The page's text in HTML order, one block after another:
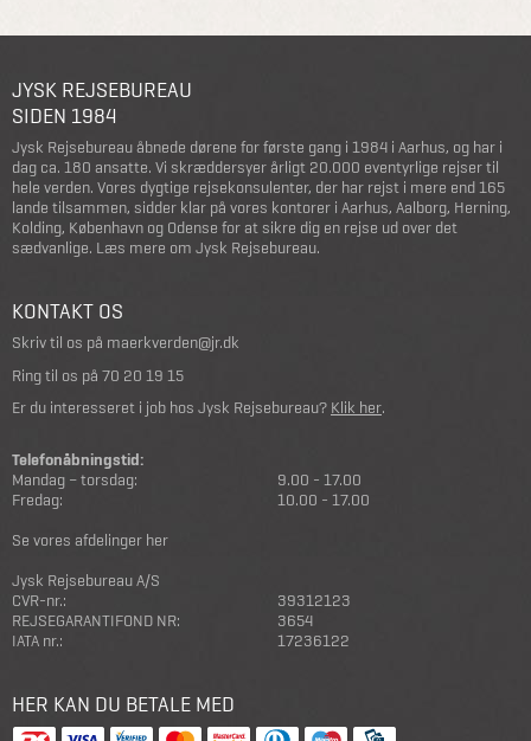
JYSK REJSEBUREAU
SIDEN 1984
Jysk Rejsebureau åbnede dørene for første gang i 1984 i Aarhus, og har i
dag ca. 180 ansatte. Vi skræddersyer årligt 20.000 eventyrlige rejser til
hele verden. Vores dygtige rejsekonsulenter, der har rejst i mere end 165
lande tilsammen, sidder klar på vores kontorer i Aarhus, Aalborg, Herning,
Kolding, København og Odense for at sikre dig en rejse ud over det
sædvanlige. Læs mere om Jysk Rejsebureau.
KONTAKT OS
Skriv til os på maerkverden@jr.dk
Ring til os på 70 20 19 15
Er du interesseret i job hos Jysk Rejsebureau? Klik her.
Telefonåbningstid:
Mandag – torsdag:
9.00 - 17.00
Fredag:
10.00 - 17.00
Se vores afdelinger her
Jysk Rejsebureau A/S
CVR-nr.:
39312123
REJSEGARANTIFOND NR:
3654
IATA nr.:
17236122
HER KAN DU BETALE MED